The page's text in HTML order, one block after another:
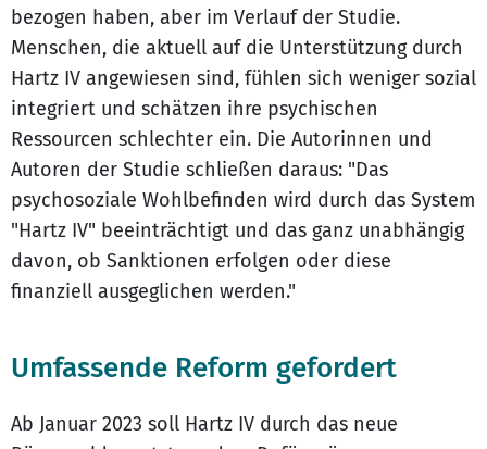
bezogen haben, aber im Verlauf der Studie.
Menschen, die aktuell auf die Unterstützung durch
Hartz IV angewiesen sind, fühlen sich weniger sozial
integriert und schätzen ihre psychischen
Ressourcen schlechter ein. Die Autorinnen und
Autoren der Studie schließen daraus: "Das
psychosoziale Wohlbefinden wird durch das System
"Hartz IV" beeinträchtigt und das ganz unabhängig
davon, ob Sanktionen erfolgen oder diese
finanziell ausgeglichen werden."
Umfassende Reform gefordert
Ab Januar 2023 soll Hartz IV durch das neue